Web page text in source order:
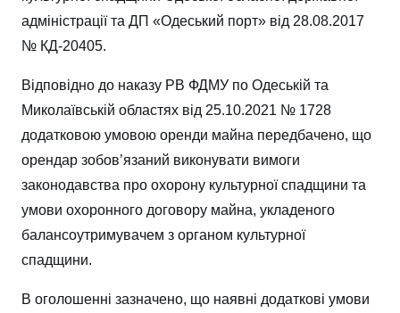
адміністрації та ДП «Одеський порт» від 28.08.2017
№ КД-20405.
Відповідно до наказу РВ ФДМУ по Одеській та
Миколаївській областях від 25.10.2021 № 1728
додатковою умовою оренди майна передбачено, що
орендар зобов’язаний виконувати вимоги
законодавства про охорону культурної спадщини та
умови охоронного договору майна, укладеного
балансоутримувачем з органом культурної
спадщини.
В оголошенні зазначено, що наявні додаткові умови